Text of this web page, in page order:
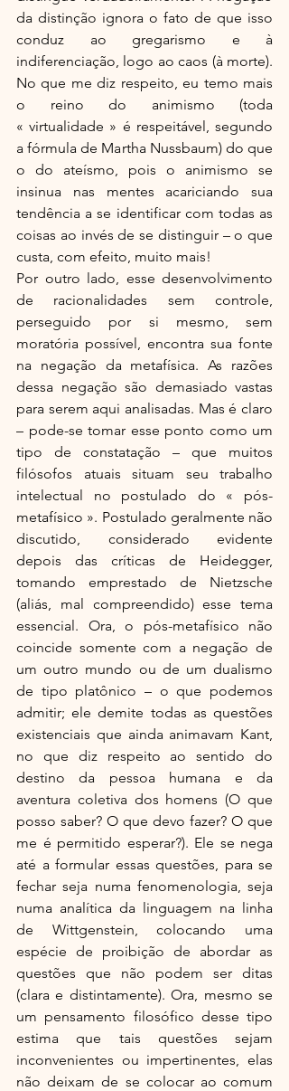
da distinção ignora o fato de que isso
conduz ao gregarismo e à
indiferenciação, logo ao caos (à morte).
No que me diz respeito, eu temo mais
o reino do animismo (toda
« virtualidade » é respeitável, segundo
a fórmula de Martha Nussbaum) do que
o do ateísmo, pois o animismo se
insinua nas mentes acariciando sua
tendência a se identificar com todas as
coisas ao invés de se distinguir – o que
custa, com efeito, muito mais!
Por outro lado, esse desenvolvimento
de racionalidades sem controle,
perseguido por si mesmo, sem
moratória possível, encontra sua fonte
na negação da metafísica. As razões
dessa negação são demasiado vastas
para serem aqui analisadas. Mas é claro
– pode-se tomar esse ponto como um
tipo de constatação – que muitos
filósofos atuais situam seu trabalho
intelectual no postulado do « pós-
metafísico ». Postulado geralmente não
discutido, considerado evidente
depois das críticas de Heidegger,
tomando emprestado de Nietzsche
(aliás, mal compreendido) esse tema
essencial. Ora, o pós-metafísico não
coincide somente com a negação de
um outro mundo ou de um dualismo
de tipo platônico – o que podemos
admitir; ele demite todas as questões
existenciais que ainda animavam Kant,
no que diz respeito ao sentido do
destino da pessoa humana e da
aventura coletiva dos homens (O que
posso saber? O que devo fazer? O que
me é permitido esperar?). Ele se nega
até a formular essas questões, para se
fechar seja numa fenomenologia, seja
numa analítica da linguagem na linha
de Wittgenstein, colocando uma
espécie de proibição de abordar as
questões que não podem ser ditas
(clara e distintamente). Ora, mesmo se
um pensamento filosófico desse tipo
estima que tais questões sejam
inconvenientes ou impertinentes, elas
não deixam de se colocar ao comum